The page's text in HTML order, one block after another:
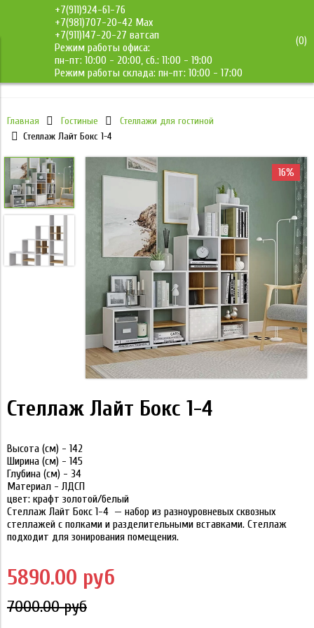
+7(911)924-61-76
+7(981)707-20-42 Max
+7(911)147-20-27 ватсап
Режим работы офиса:
пн-пт: 10:00 - 20:00, сб.: 11:00 - 19:00
Режим работы склада: пн-пт: 10:00 - 17:00
(0)
ДМС-Мебель
Главная Гостиные
Стеллажи для гостиной
Стеллаж Лайт Бокс 1-4
16%
Стеллаж Лайт Бокс 1-4
Высота (см) - 142
Ширина (см) - 145
Глубина (см) - 34
Материал - ЛДСП
цвет: крафт золотой/белый
Стеллаж Лайт Бокс 1-4 — набор из разноуровневых сквозных
стеллажей с полками и разделительными вставками. Стеллаж
подходит для зонирования помещения.
5890.00 руб
7000.00 руб